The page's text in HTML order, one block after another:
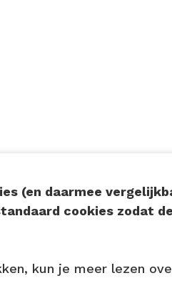
Volg ons
(en daarmee
cookies zodat de
kun je meer lezen